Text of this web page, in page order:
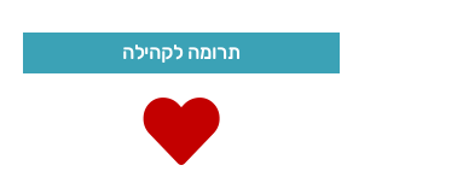
תרומה לקהילה